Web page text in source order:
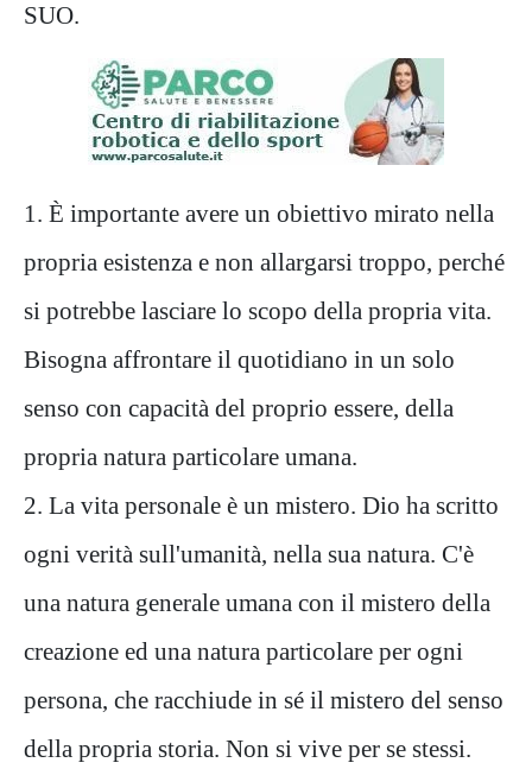
SUO.
1. È importante avere un obiettivo mirato nella
propria esistenza e non allargarsi troppo, perché
si potrebbe lasciare lo scopo della propria vita.
Bisogna affrontare il quotidiano in un solo
senso con capacità del proprio essere, della
propria natura particolare umana.
2. La vita personale è un mistero. Dio ha scritto
ogni verità sull'umanità, nella sua natura. C'è
una natura generale umana con il mistero della
creazione ed una natura particolare per ogni
persona, che racchiude in sé il mistero del senso
della propria storia. Non si vive per se stessi.